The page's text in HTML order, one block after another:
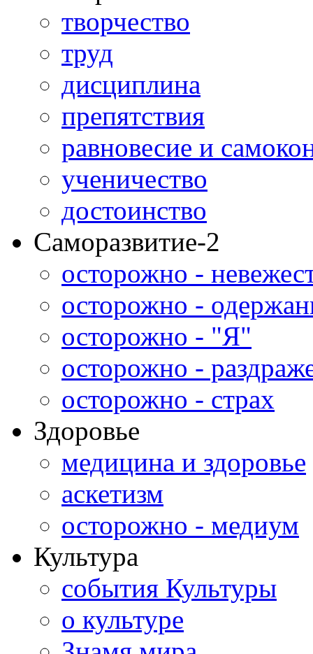
творчество
труд
дисциплина
препятствия
равновесие и
ученичество
достоинство
Саморазвитие-2
осторожно -
осторожно -
осторожно - "Я"
осторожно -
осторожно - страх
Здоровье
медицина и здоровье
аскетизм
осторожно - медиум
Культура
события Культуры
о культуре